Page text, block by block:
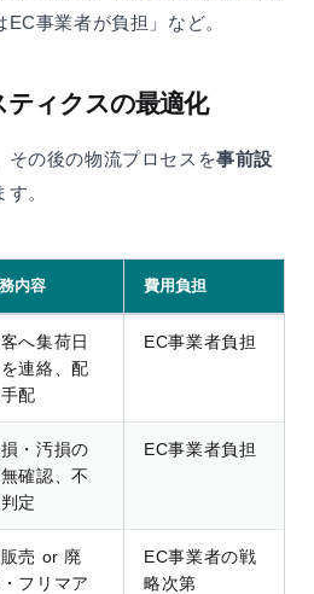
事業者が負担」など。
ティクスの最適化
その後の物流プロセスを事前設
。
内容 費用負担
へ集荷日
連絡、配
配
EC事業者負担
・汚損の
確認、不
定
EC事業者負担
売 or 廃
フリマア
EC事業者の戦
略次第